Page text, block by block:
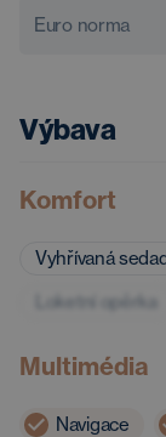
Euro norma
Výbava
Komfort
Vyhřívaná
Loketní opěrka
Multimédia
Navigace